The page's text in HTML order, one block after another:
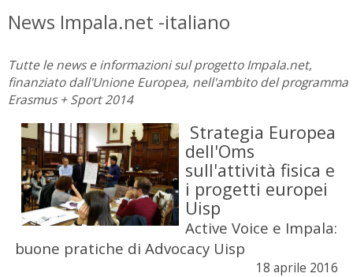
News Impala.net -italiano
Tutte le news e informazioni sul progetto Impala.net,
finanziato dall'Unione Europea, nell'ambito del programma
Erasmus + Sport 2014
Strategia Europea
dell'Oms
sull'attività fisica e
i progetti europei
Uisp
Active Voice e Impala:
buone pratiche di Advocacy Uisp
18 aprile 2016